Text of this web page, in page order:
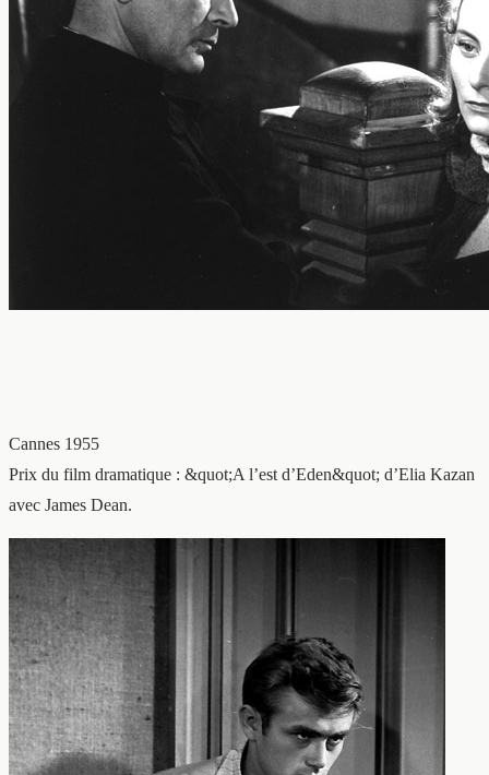
Cannes 1955
Prix du film dramatique : &quot;A l’est d’Eden&quot; d’Elia Kazan
avec James Dean.